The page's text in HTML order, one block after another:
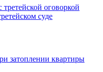
оговоркой
суде
затоплении квартиры